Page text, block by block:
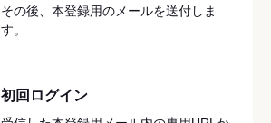
その後、本登録用のメールを送付しま
す。
初回ログイン